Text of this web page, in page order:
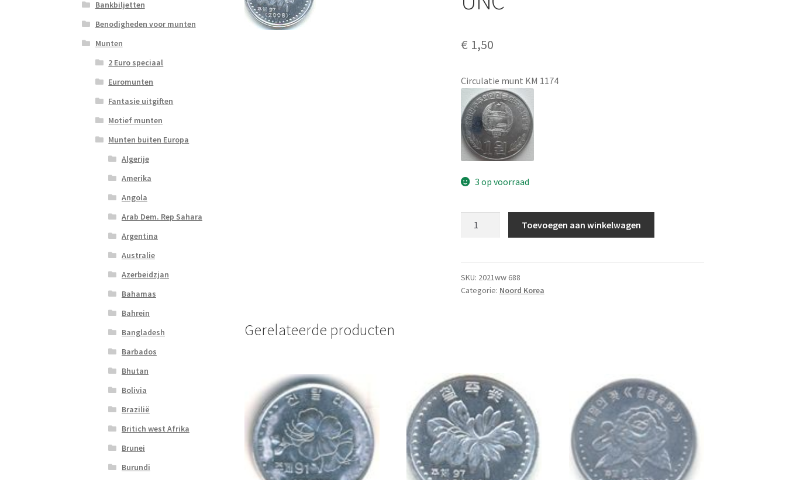
€ 1,50
Circulatie munt KM 1174
3 op voorraad
2002
UNC
Toevoegen aan winkelwagen
SKU: 2021ww 688
Categorie: Noord Korea
Gerelateerde producten
Bankbiljetten
Benodigheden voor munten
Munten
2 Euro speciaal
Euromunten
Fantasie uitgiften
Motief munten
Munten buiten Europa
Algerije
Amerika
Angola
Arab Dem. Rep Sahara
Argentina
Australie
Azerbeidzjan
Bahamas
Bahrein
Bangladesh
Barbados
Bhutan
Bolivia
Brazilië
Britich west Afrika
Brunei
Burundi